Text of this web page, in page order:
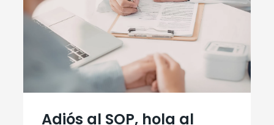
Adiós al SOP, hola al